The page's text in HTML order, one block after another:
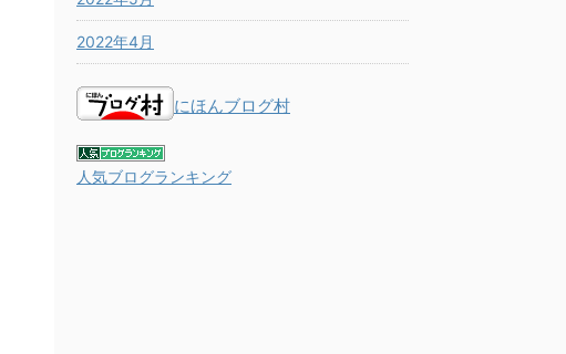
2022年4月
にほんブログ村
人気ブログランキング